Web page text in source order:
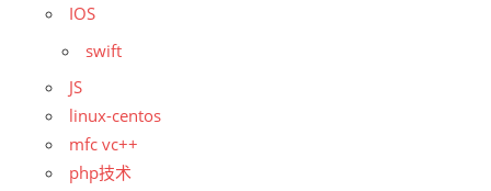
IOS
swift
JS
linux-centos
mfc vc++
php技术